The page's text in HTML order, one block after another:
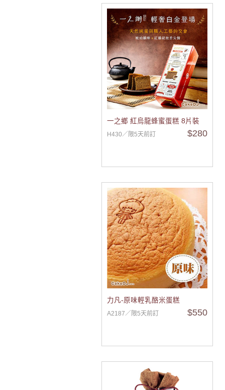
一之鄉 紅烏龍蜂蜜蛋糕 8片裝
H430／限5天前訂 $280
力凡-原味輕乳酪米蛋糕
A2187／限5天前訂 $550